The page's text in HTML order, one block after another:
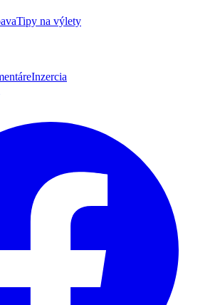
Tipy na výlety
Inzercia